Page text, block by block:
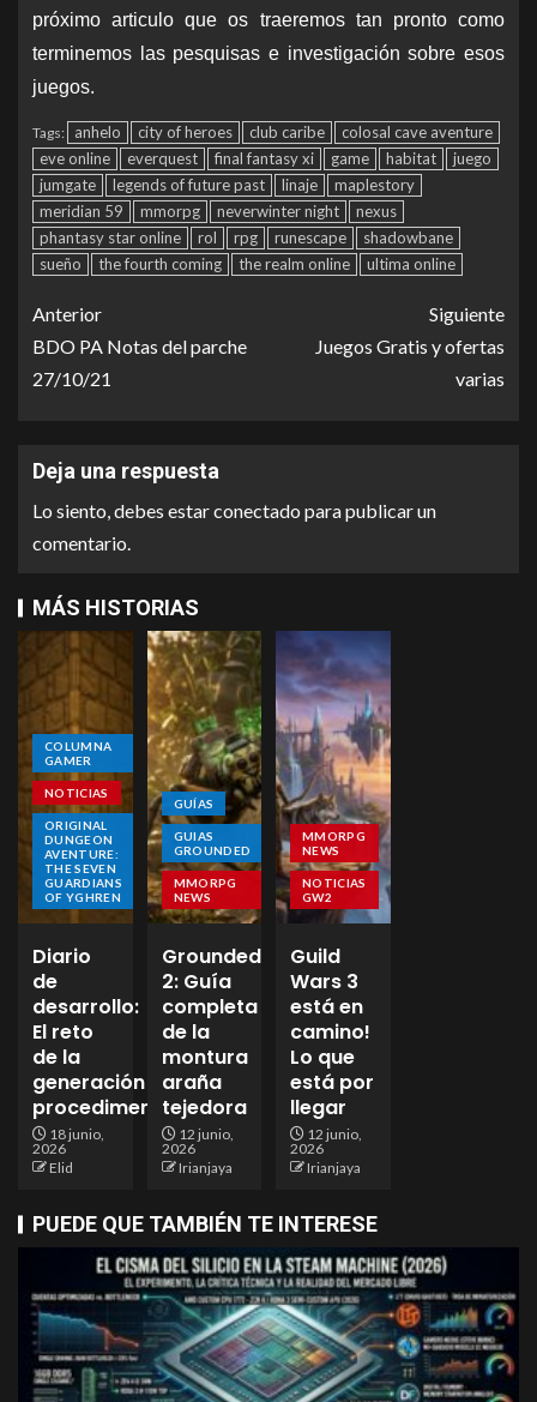
próximo articulo que os traeremos tan pronto como
terminemos las pesquisas e investigación sobre esos
juegos.
Tags: anhelo city of heroes club caribe
colosal cave aventure
eve online
everquest final fantasy xi game habitat
juego
jumgate
legends of future past linaje
maplestory
meridian 59
mmorpg neverwinter night
nexus
phantasy star online
rol rpg runescape
shadowbane
sueño
the fourth coming the realm online ultima online
Anterior
BDO PA Notas del parche
27/10/21
Siguiente
Juegos Gratis y ofertas
varias
Deja una respuesta
Lo siento, debes estarconectado para publicar un
comentario.
MÁS HISTORIAS
COLUMNA
GAMER
NOTICIAS
ORIGINAL
DUNGEON
AVENTURE:
THE SEVEN
GUARDIANS
OF YGHREN
Diario
de
desarrollo:
El reto
de la
generación
procedimental
18 junio,
2026
Elid
GUÍAS
GUIAS
GROUNDED
MMORPG
NEWS
Grounded
2: Guía
completa
de la
montura
araña
tejedora
12 junio,
2026
Irianjaya
MMORPG
NEWS
NOTICIAS
GW2
Guild
Wars 3
está en
camino!
Lo que
está por
llegar
12 junio,
2026
Irianjaya
PUEDE QUE TAMBIÉN TE INTERESE